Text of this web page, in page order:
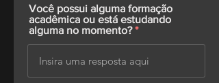
Você possui alguma formação
acadêmica ou está estudando
alguma no momento?